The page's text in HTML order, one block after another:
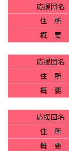
応援団名
住 所
概 要
応援団名
住 所
概 要
応援団名
住 所
概 要